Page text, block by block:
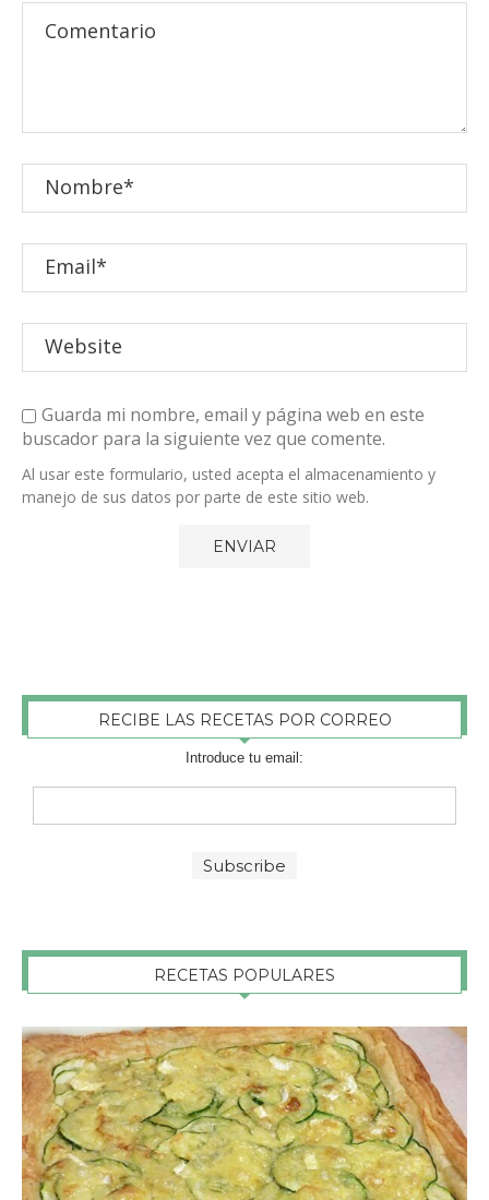
Guarda mi nombre, email y página web en este
buscador para la siguiente vez que comente.
Al usar este formulario, usted acepta el almacenamiento y
manejo de sus datos por parte de este sitio web.
RECIBE LAS RECETAS POR CORREO
Introduce tu email:
RECETAS POPULARES